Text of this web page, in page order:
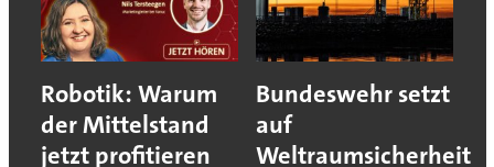
Robotik: Warum
der Mittelstand
jetzt profitieren
Bundeswehr setzt
auf
Weltraumsicherheit